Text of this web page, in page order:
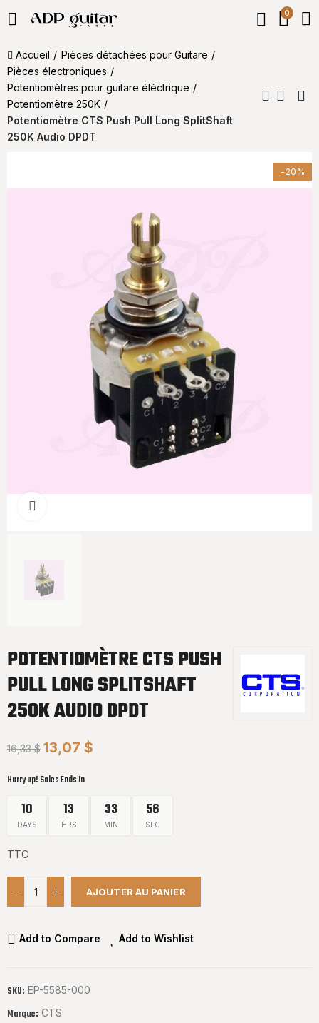
0
Accueil
Pièces détachées pour Guitare
Pièces électroniques
Potentiomètre​s pour guitare éléctrique
Potentiomètre 250K
Potentiomètre CTS Push Pull Long SplitShaft
250K Audio DPDT
-20%
POTENTIOMÈTRE CTS PUSH
PULL LONG SPLITSHAFT
250K AUDIO DPDT
16,33 $ 13,07 $
Hurry up! Sales Ends In
10
DAYS
13
HRS
33
MIN
55
SEC
TTC
AJOUTER AU PANIER
Add to Compare Add to Wishlist
SKU: EP-5585-000
Marque: CTS